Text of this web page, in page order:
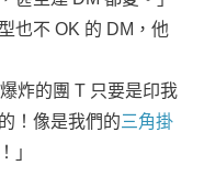
也不 OK 的 DM，他
炸的團 T 只要是印我
！像是我們的三角掛
」